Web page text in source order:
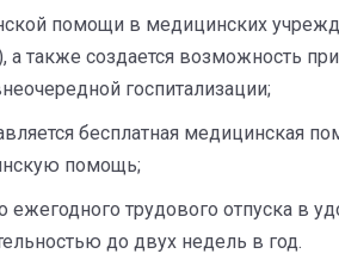
помощи в медицинских
также создается возможность
госпитализации;
бесплатная
помощь;
ежегодного трудового отпуска в
до двух недель в год.